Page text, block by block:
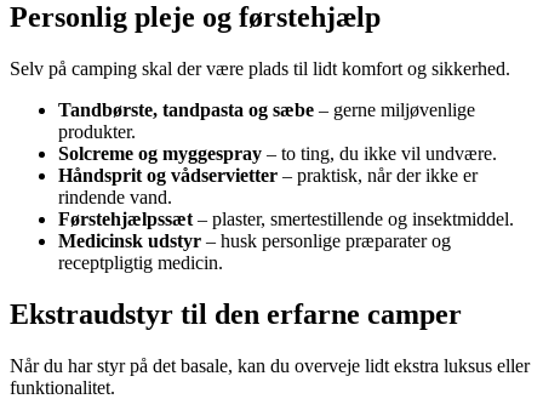
Personlig pleje og førstehjælp
Selv på camping skal der være plads til lidt komfort og sikkerhed.
Tandbørste, tandpasta og sæbe – gerne miljøvenlige
produkter.
Solcreme og myggespray – to ting, du ikke vil undvære.
Håndsprit og vådservietter – praktisk, når der ikke er
rindende vand.
Førstehjælpssæt – plaster, smertestillende og insektmiddel.
Medicinsk udstyr – husk personlige præparater og
receptpligtig medicin.
Ekstraudstyr til den erfarne camper
Når du har styr på det basale, kan du overveje lidt ekstra luksus eller
funktionalitet.